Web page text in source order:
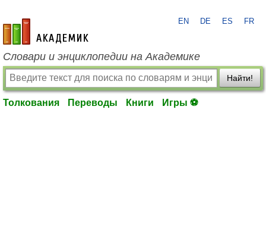
academic.ru
EN DE ES FR
Словари и энциклопедии на Академике
Найти!
Толкования Переводы Книги Игры ⚽